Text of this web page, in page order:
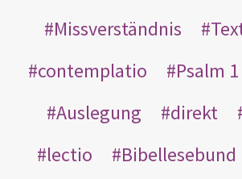
Missverständnis
contemplatio
Psalm 1
Auslegung
direkt
lectio
Bibellesebund